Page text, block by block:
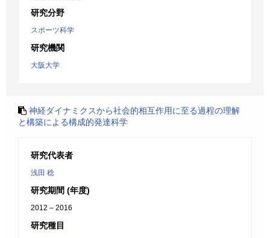
研究分野
スポーツ科学
研究機関
大阪大学
神経ダイナミクスから社会的相互作用に至る過程の理解
と構築による構成的発達科学
研究代表者
浅田 稔
研究期間 (年度)
2012 – 2016
研究種目